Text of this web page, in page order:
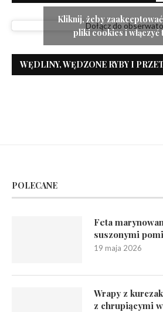
Dołącz do
Kliknij, żeby
pliki cookies i włączyć
WĘDLINY, WĘDZONE RYBY I
POLECANE
Feta
suszonymi
19 maja 2026
Wrapy z
z chrupiącymi